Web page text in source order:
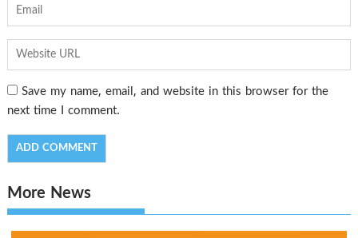
Save my name, email, and website in this browser for the
next time I comment.
More News